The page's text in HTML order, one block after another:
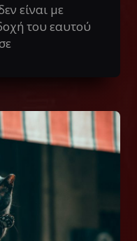
είναι με
του εαυτού